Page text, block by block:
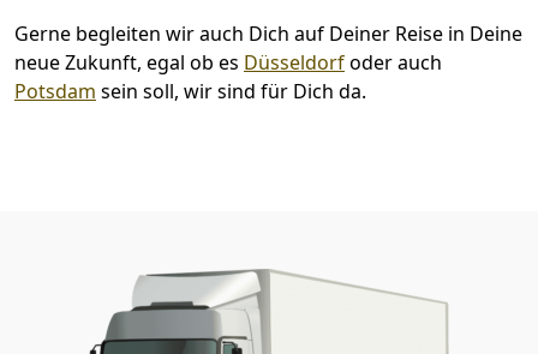
Gerne begleiten wir auch Dich auf Deiner Reise in Deine
neue Zukunft, egal ob es Düsseldorfoder auch
Potsdam sein soll, wir sind für Dich da.